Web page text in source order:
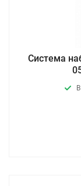
Система